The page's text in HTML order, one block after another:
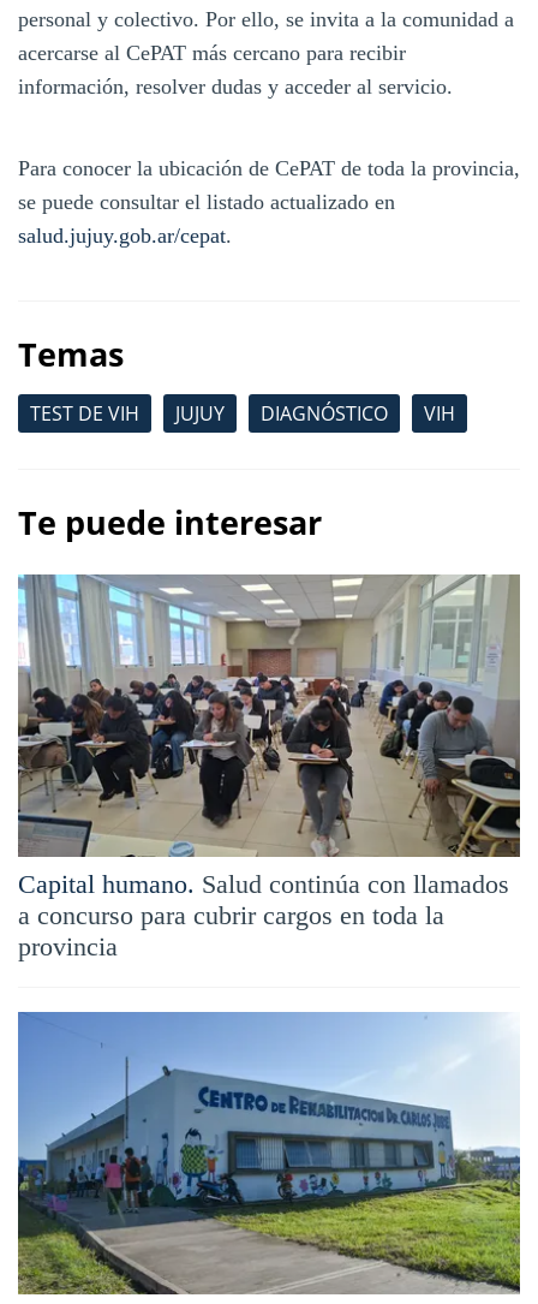
personal y colectivo. Por ello, se invita a la comunidad a
acercarse al CePAT más cercano para recibir
información, resolver dudas y acceder al servicio.
Para conocer la ubicación de CePAT de toda la provincia,
se puede consultar el listado actualizado en
salud.jujuy.gob.ar/cepat.
Temas
TEST DE VIH JUJUY DIAGNÓSTICO VIH
Te puede interesar
Capital humano. Salud continúa con llamados
a concurso para cubrir cargos en toda la
provincia